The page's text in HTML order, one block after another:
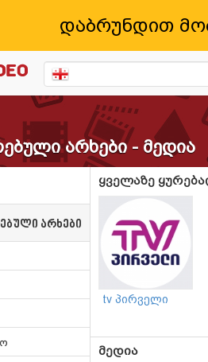
დაბრუნდით
არხები - მედია
არხები
ყველაზე
tv პირველი
მედია